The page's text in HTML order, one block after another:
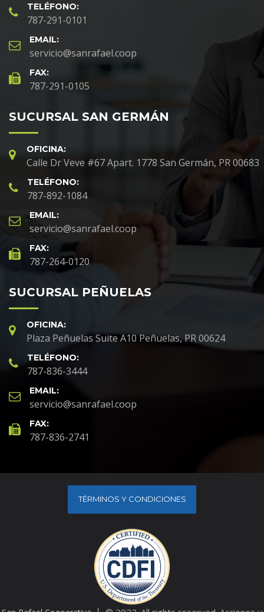
TELÉFONO:
787-291-0101
EMAIL:
servicio@sanrafael.coop
FAX:
787-291-0105
SUCURSAL SAN GERMÁN
OFICINA:
Calle Dr Veve #67 Apart. 1778 San Germán, PR 00683
TELÉFONO:
787-892-1084
EMAIL:
servicio@sanrafael.coop
FAX:
787-264-0120
SUCURSAL PEÑUELAS
OFICINA:
Plaza Peñuelas Suite A10 Peñuelas, PR 00624
TELÉFONO:
787-836-3444
EMAIL:
servicio@sanrafael.coop
FAX:
787-836-2741
TÉRMINOS Y CONDICIONES